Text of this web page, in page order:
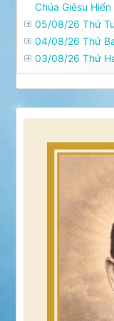
Chúa Giêsu Hiển
05/08/26 Thứ
04/08/26 Thứ
03/08/26 Thứ